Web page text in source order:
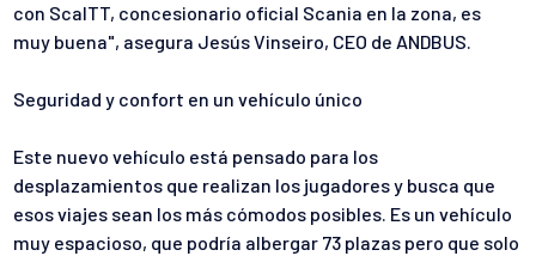
con ScaITT, concesionario oficial Scania en la zona, es
muy buena", asegura Jesús Vinseiro, CEO de ANDBUS.
Seguridad y confort en un vehículo único
Este nuevo vehículo está pensado para los
desplazamientos que realizan los jugadores y busca que
esos viajes sean los más cómodos posibles. Es un vehículo
muy espacioso, que podría albergar 73 plazas pero que solo